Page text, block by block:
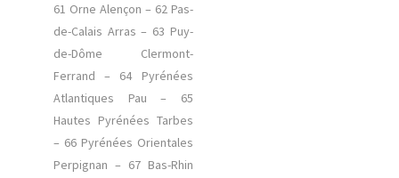
61 Orne Alençon – 62 Pas-
de-Calais Arras – 63 Puy-
de-Dôme Clermont-
Ferrand – 64 Pyrénées
Atlantiques Pau – 65
Hautes Pyrénées Tarbes
– 66 Pyrénées Orientales
Perpignan – 67 Bas-Rhin